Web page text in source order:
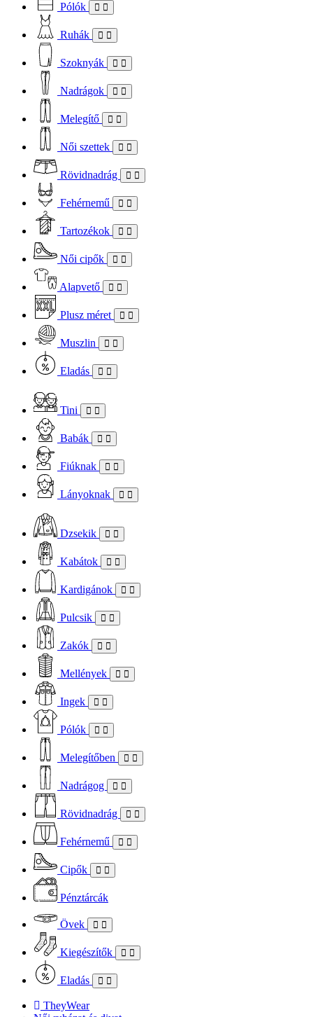
Pólók
Ruhák
Szoknyák
Nadrágok
Melegítő
Női szettek
Rövidnadrág
Fehérnemű
Tartozékok
Női cipők
Alapvető
Plusz méret
Muszlin
Eladás
Tini
Babák
Fiúknak
Lányoknak
Dzsekik
Kabátok
Kardigánok
Pulcsik
Zakók
Mellények
Ingek
Pólók
Melegítőben
Nadrágog
Rövidnadrág
Fehérnemű
Cipők
Pénztárcák
Övek
Kiegészítők
Eladás
TheyWear